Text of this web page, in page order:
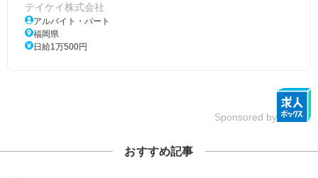
テイケイ株式会社
アルバイト・パート
福岡県
日給1万500円
Sponsored by
おすすめ記事